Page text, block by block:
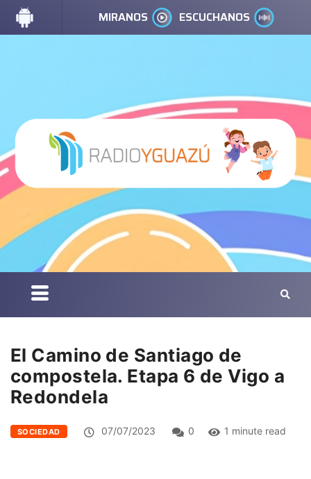
MIRANOS ESCUCHANOS
El Camino de Santiago de
compostela. Etapa 6 de Vigo a
Redondela
SOCIEDAD 07/07/2023 0 1 minute read